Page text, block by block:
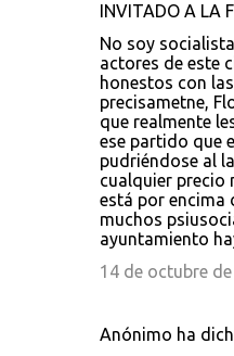
INVITADO A LA
No soy
actores de este
honestos con
precisametne,
que realmente
ese partido que
pudriéndose al
cualquier precio
está por encima
muchos
ayuntamiento
14 de octubre
Anónimo ha